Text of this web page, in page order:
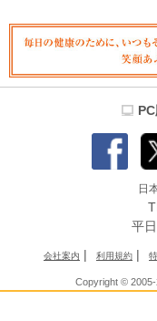
日
平
会社案内 | 利用規約 |
Copyright © 2005-